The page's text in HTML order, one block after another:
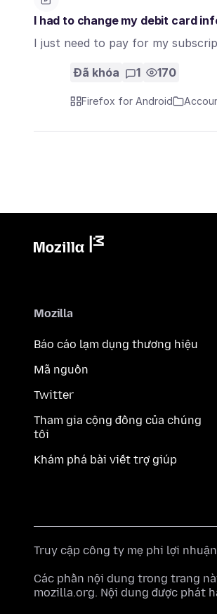
I had to change my debit card
I just need to pay for my
Đã khóa 1 170
Firefox for Android
Mozilla
Báo cáo lạm dụng thương hiệu
Mã nguồn
Twitter
Tham gia cộng đồng của chúng
tôi
Khám phá bài viết trợ giúp
Truy cập công ty mẹ phi lợi
Các phần nội dung trong trang
mozilla.org. Nội dung được phát